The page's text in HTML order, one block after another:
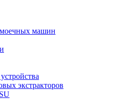
машин
экстракторов